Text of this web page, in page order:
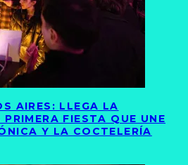
AIRES: LLEGA LA
FIESTA QUE UNE
Y LA COCTELERÍA